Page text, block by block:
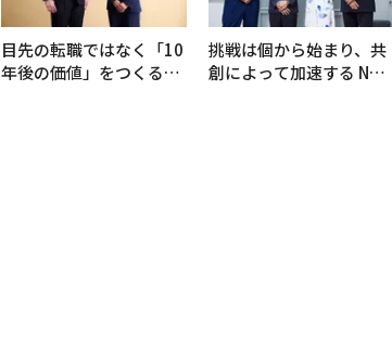
目先の転職ではなく「10
年後の価値」をつくる─
挑戦は個から始まり、共
創によって加速する NOR